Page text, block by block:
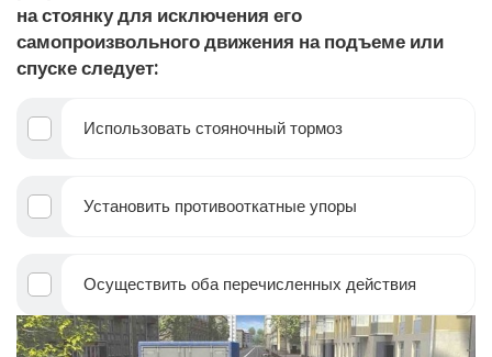
на стоянку для исключения его
самопроизвольного движения на подъеме или
спуске следует:
Использовать стояночный тормоз
Установить противооткатные упоры
Осуществить оба перечисленных действия